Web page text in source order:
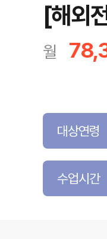
[해외
월
대상연령
수업시간